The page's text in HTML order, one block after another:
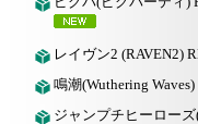
レイヴン2 (RAVEN2)
鳴潮(Wuthering
ジャンプチヒーロー